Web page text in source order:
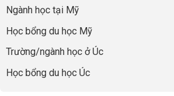
chọn
sự
Ngành học tại Mỹ
Học bổng du học Mỹ
Trường/ngành học ở Úc
Học bổng du học Úc